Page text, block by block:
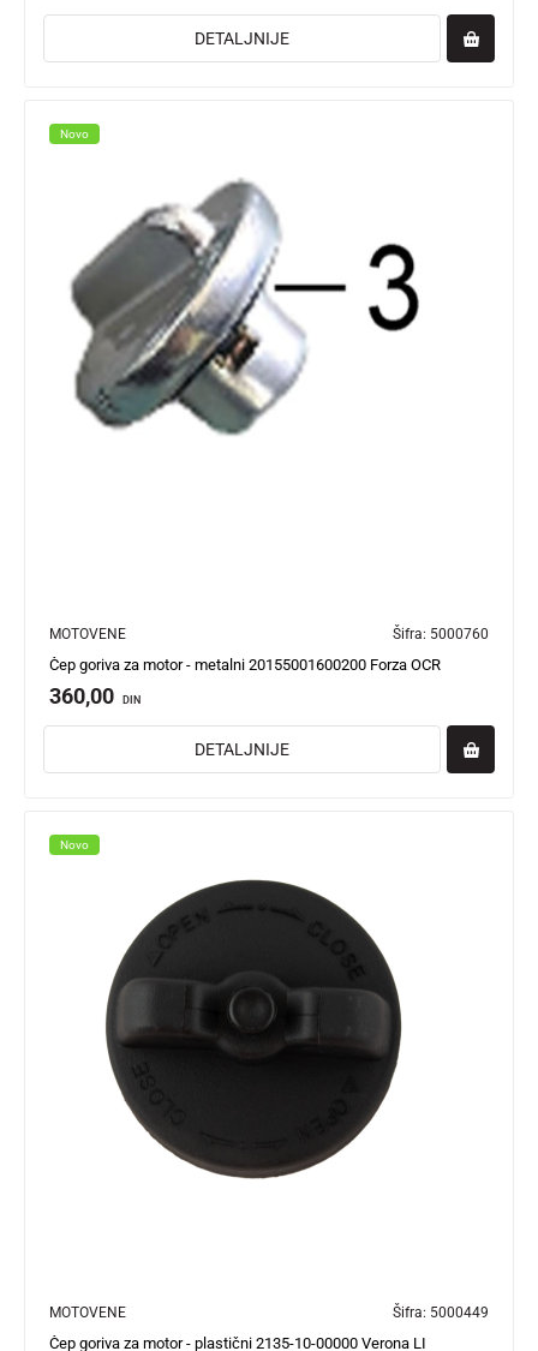
DETALJNIJE
Novo
MOTOVENE Šifra: 5000760
Čep goriva za motor - metalni 20155001600200 Forza OCR
360,00 DIN
DETALJNIJE
Novo
MOTOVENE Šifra: 5000449
Čep goriva za motor - plastični 2135-10-00000 Verona LI